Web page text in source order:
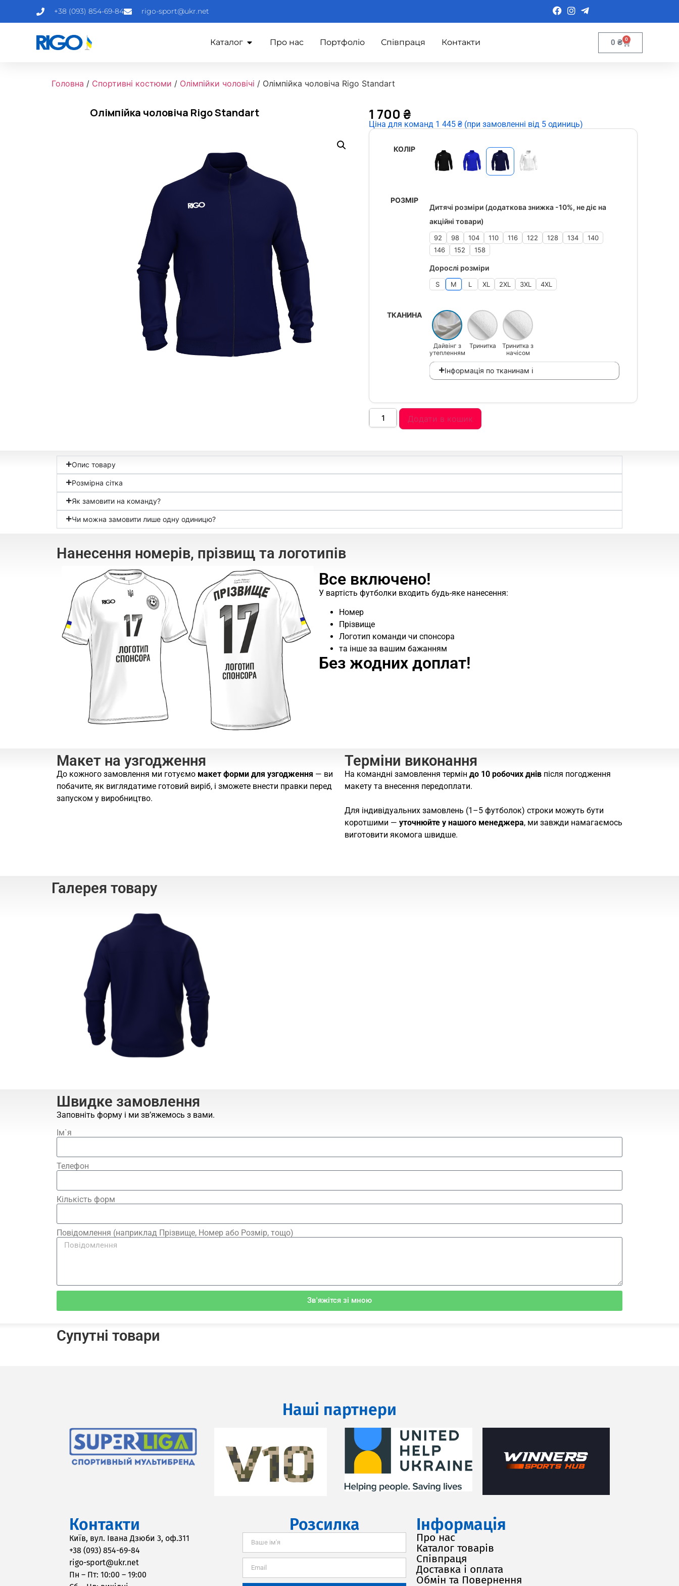
+38 (093) 854-69-84 rigo-sport@ukr.net
Каталог Про нас Портфоліо Співпраця Контакти 0 ₴ 0
Головна / Спортивні костюми / Олімпійки чоловічі / Олімпійка чоловіча Rigo Standart
Олімпійка чоловіча Rigo Standart 1 700 ₴
Ціна для команд 1 445 ₴ (при замовленні від 5 одиниць)
КОЛІР
РОЗМІР
Дитячі розміри (додаткова знижка -10%, не діє на
акційні товари)
92 98 104 110 116 122 128 134
140
146
152 158
Дорослі розміри
S M L XL 2XL 3XL 4XL
ТКАНИНА
Дайвінг з
утепленням
Тринитка
Тринитка з
начісом
Інформація по тканинам ℹ
Додати в кошик
Опис товару
Розмірна сітка
Як замовити на команду?
Чи можна замовити лише одну одиницю?
Нанесення номерів, прізвищ та логотипів
Все включено!
У вартість футболки входить будь-яке нанесення:
Номер
Прізвище
Логотип команди чи спонсора
та інше за вашим бажанням
Без жодних доплат!
Макет на узгодження
До кожного замовлення ми готуємо макет форми для узгодження — ви
побачите, як виглядатиме готовий виріб, і зможете внести правки перед
запуском у виробництво.
Терміни виконання
На командні замовлення термін до 10 робочих днів після погодження
макету та внесення передоплати.
Для індивідуальних замовлень (1–5 футболок) строки можуть бути
коротшими — уточнюйте у нашого менеджера, ми завжди намагаємось
виготовити якомога швидше.
Галерея товару
Швидке замовлення
Заповніть форму і ми зв’яжемось з вами.
Ім`я
Телефон
Кількість форм
Повідомлення (наприклад Прізвище, Номер або Розмір, тощо)
Зв'яжітся зі мною
Супутні товари
Наші партнери
Контакти
Київ, вул. Івана Дзюби 3, оф.311
+38 (093) 854-69-84
rigo-sport@ukr.net
Пн – Пт: 10:00 – 19:00
Розсилка Інформація
Про нас
Каталог товарів
Співпраця
Доставка і оплата
Обмін та Повернення